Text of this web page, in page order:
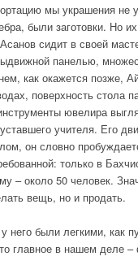
мы украшения не
были заготовки. Но
сидит в своей
панелью,
как окажется позже,
поверхность стола
ювелира
учителя. Его
он словно
только в
– около 50 человек.
вещь, но и продать.
него были легкими, как
главное в нашем деле –